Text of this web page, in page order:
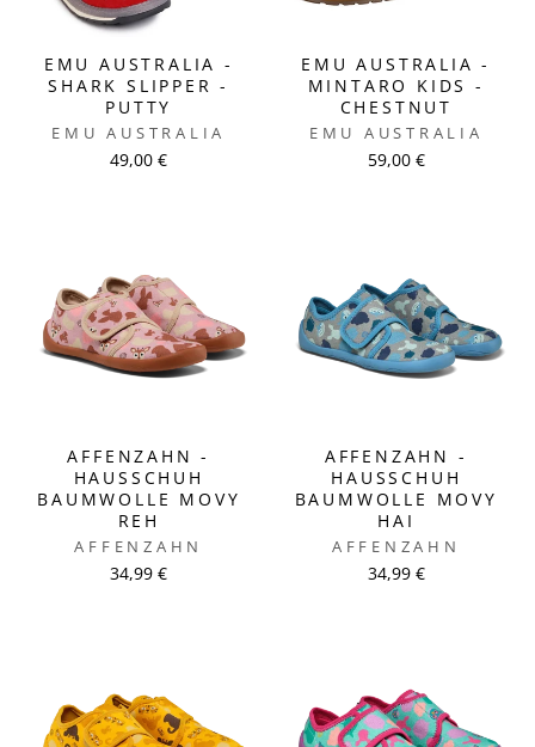
EMU AUSTRALIA -
SHARK SLIPPER -
PUTTY
EMU AUSTRALIA
49,00 €
EMU AUSTRALIA -
MINTARO KIDS -
CHESTNUT
EMU AUSTRALIA
59,00 €
AFFENZAHN -
HAUSSCHUH
BAUMWOLLE MOVY
REH
AFFENZAHN
34,99 €
AFFENZAHN -
HAUSSCHUH
BAUMWOLLE MOVY
HAI
AFFENZAHN
34,99 €